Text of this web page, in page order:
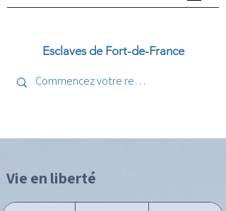
Esclaves de Fort-de-France
Vie en liberté